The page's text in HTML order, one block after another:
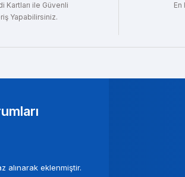
Kartları ile Güvenli
Yapabilirsiniz.
En
alınarak eklenmiştir.